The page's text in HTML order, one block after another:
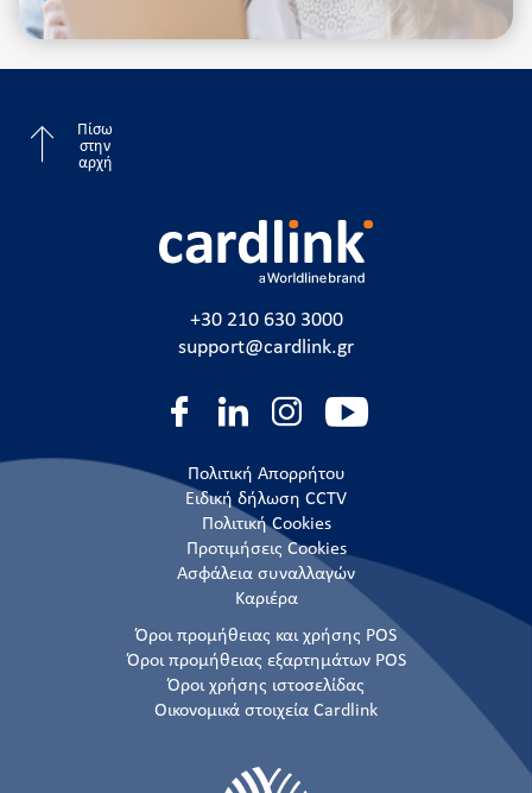
Πίσω
στην
αρχή
+30 210 630 3000
support@cardlink.gr
Πολιτική Απορρήτου
Ειδική δήλωση CCTV
Πολιτική Cookies
Προτιμήσεις Cookies
Ασφάλεια συναλλαγών
Καριέρα
Όροι προμήθειας και χρήσης POS
Όροι προμήθειας εξαρτημάτων POS
Όροι χρήσης ιστοσελίδας
Οικονομικά στοιχεία Cardlink